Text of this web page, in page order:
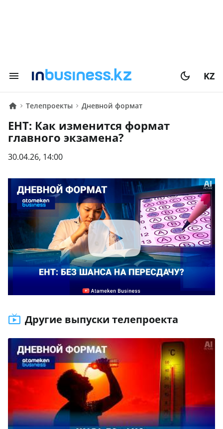
KZ
Телепроекты Дневной формат
ЕНТ: Как изменится формат
главного экзамена?
30.04.26, 14:00
Другие выпуски телепроекта